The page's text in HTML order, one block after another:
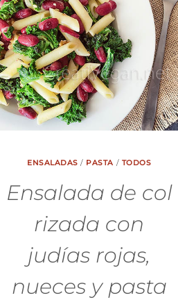
ENSALADAS / PASTA / TODOS
Ensalada de col
rizada con
judías rojas,
nueces y pasta